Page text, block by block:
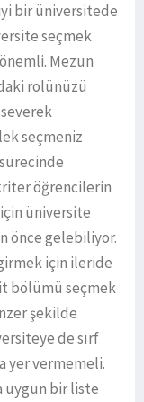
bir üniversitede
seçmek
Mezun
rolünüzü
seçmeniz
öğrencilerin
üniversite
önce gelebiliyor.
için ileride
bölümü seçmek
şekilde
de sırf
yer vermemeli.
uygun bir liste